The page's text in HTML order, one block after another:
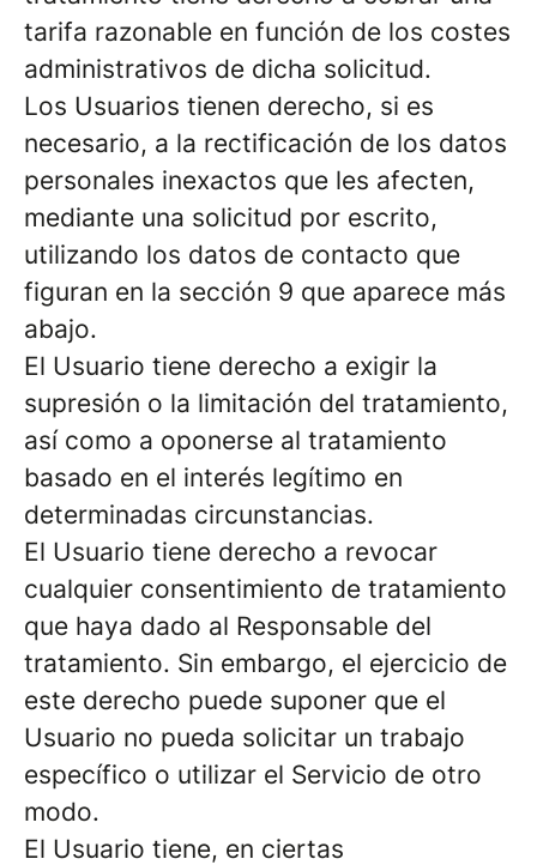
tarifa razonable en función de los costes
administrativos de dicha solicitud.
Los Usuarios tienen derecho, si es
necesario, a la rectificación de los datos
personales inexactos que les afecten,
mediante una solicitud por escrito,
utilizando los datos de contacto que
figuran en la sección 9 que aparece más
abajo.
El Usuario tiene derecho a exigir la
supresión o la limitación del tratamiento,
así como a oponerse al tratamiento
basado en el interés legítimo en
determinadas circunstancias.
El Usuario tiene derecho a revocar
cualquier consentimiento de tratamiento
que haya dado al Responsable del
tratamiento. Sin embargo, el ejercicio de
este derecho puede suponer que el
Usuario no pueda solicitar un trabajo
específico o utilizar el Servicio de otro
modo.
El Usuario tiene, en ciertas